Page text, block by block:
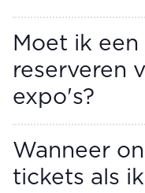
Moet ik
reserveren
expo's?
Wanneer
tickets als